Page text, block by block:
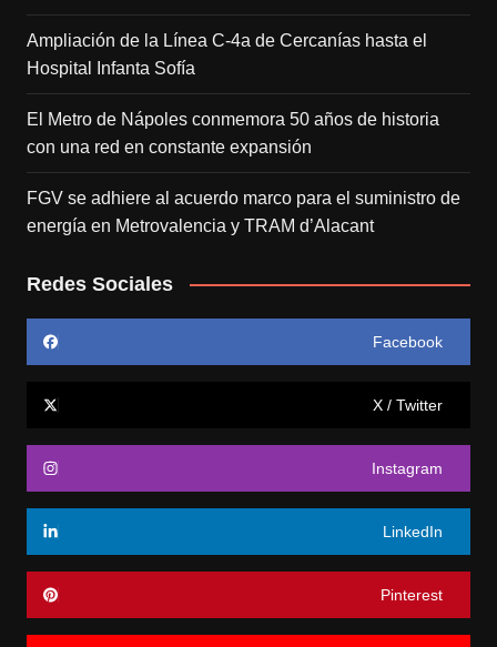
Ampliación de la Línea C-4a de Cercanías hasta el
Hospital Infanta Sofía
El Metro de Nápoles conmemora 50 años de historia
con una red en constante expansión
FGV se adhiere al acuerdo marco para el suministro de
energía en Metrovalencia y TRAM d’Alacant
Redes Sociales
Facebook
X / Twitter
Instagram
LinkedIn
Pinterest